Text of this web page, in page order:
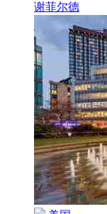
谢菲尔德